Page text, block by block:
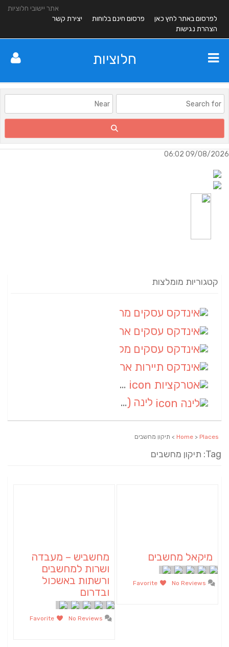
אתר יישובי חלוציות
לפרסום באתר לחץ כאן
פרסום חינם בלוחות
יצירת קשר
הצהרת נגישות
חלוציות
09/08/2026 06:02
קטגוריות מומלצות
אטרקציות
לינה (1)
Home > Places > תיקון מחשבים
Tag: תיקון מחשבים
מיקאל מחשבים
מחשביש – מעבדה
ושרות למחשבים
ורשתות באשכול
ובדרום